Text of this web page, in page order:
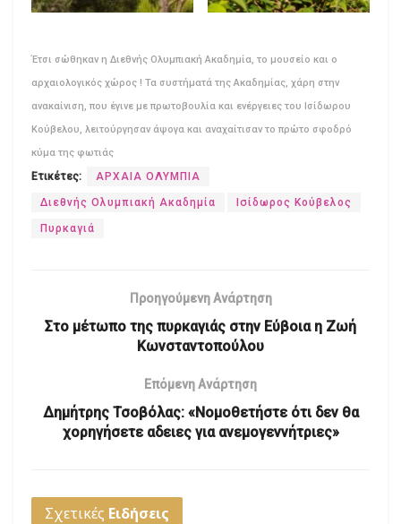
Έτσι σώθηκαν η Διεθνής Ολυμπιακή Ακαδημία, το μουσείο και ο
αρχαιολογικός χώρος ! Τα συστήματά της Ακαδημίας, χάρη στην
ανακαίνιση, που έγινε με πρωτοβουλία και ενέργειες του Ισίδωρου
Κούβελου, λειτούργησαν άψογα και αναχαίτισαν το πρώτο σφοδρό
κύμα της φωτιάς
Ετικέτες: ΑΡΧΑΙΑ ΟΛΥΜΠΙΑ
Διεθνής Ολυμπιακή Ακαδημία Ισίδωρος Κούβελος
Πυρκαγιά
Προηγούμενη Ανάρτηση
Στο μέτωπο της πυρκαγιάς στην Εύβοια η Ζωή
Κωνσταντοπούλου
Επόμενη Ανάρτηση
Δημήτρης Τσοβόλας: «Νομοθετήστε ότι δεν θα
χορηγήσετε αδειες για ανεμογεννήτριες»
Σχετικές Ειδήσεις